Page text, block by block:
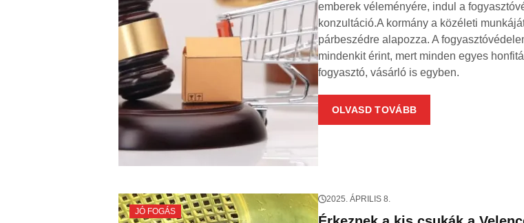
emberek véleményére, indul a
konzultáció.A kormány a közéleti
párbeszédre alapozza. A
mindenkit érint, mert minden egyes
fogyasztó, vásárló is egyben.
OLVASD TOVÁBB
JÓ FOGÁS
2025. ÁPRILIS 8.